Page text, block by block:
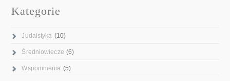
Kategorie
Judaistyka (10)
Średniowiecze (6)
Wspomnienia (5)